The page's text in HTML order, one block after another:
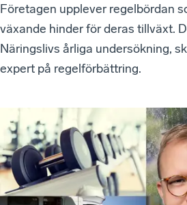
Företagen upplever regelbördan
växande hinder för deras tillväxt.
Näringslivs årliga undersökning,
expert på regelförbättring.